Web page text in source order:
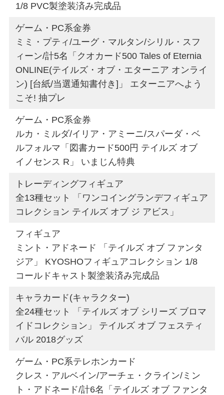
1/8 PVC製塗装済み完成品
ゲーム・PC系金券
ミミ・プティ/ユーグ・マルタン/シリル・スフ
ィーン/計5名「クオカード500 Tales of Eternia
ONLINE(テイルズ・オブ・エターニア オンライ
ン) [台紙/当選通知書付き]」 エターニアへよう
こそ! 抽プレ
ゲーム・PC系金券
ルカ・ミルダ/イリア・アミーニ/スパーダ・ベ
ルフォルマ「図書カード500円 テイルズ オブ
イノセンス R」 いまじん特典
トレーディングフィギュア
全13種セット 「ワンコイングランデフィギュア
コレクション テイルズ オブ ジ アビス」
フィギュア
ミント・アドネード 「テイルズ オブ ファンタ
ジア」 KYOSHOフィギュアコレクション 1/8
コールドキャスト製塗装済み完成品
キャラカード(キャラクター)
全24種セット 「テイルズ オブ シリーズ ブロマ
イドコレクション」 テイルズ オブ フェスティ
バル 2018グッズ
ゲーム・PC系テレホンカード
クレス・アルベイン/アーチェ・クライン/ミン
ト・アドネード/計6名「テイルズ オブ ファンタ